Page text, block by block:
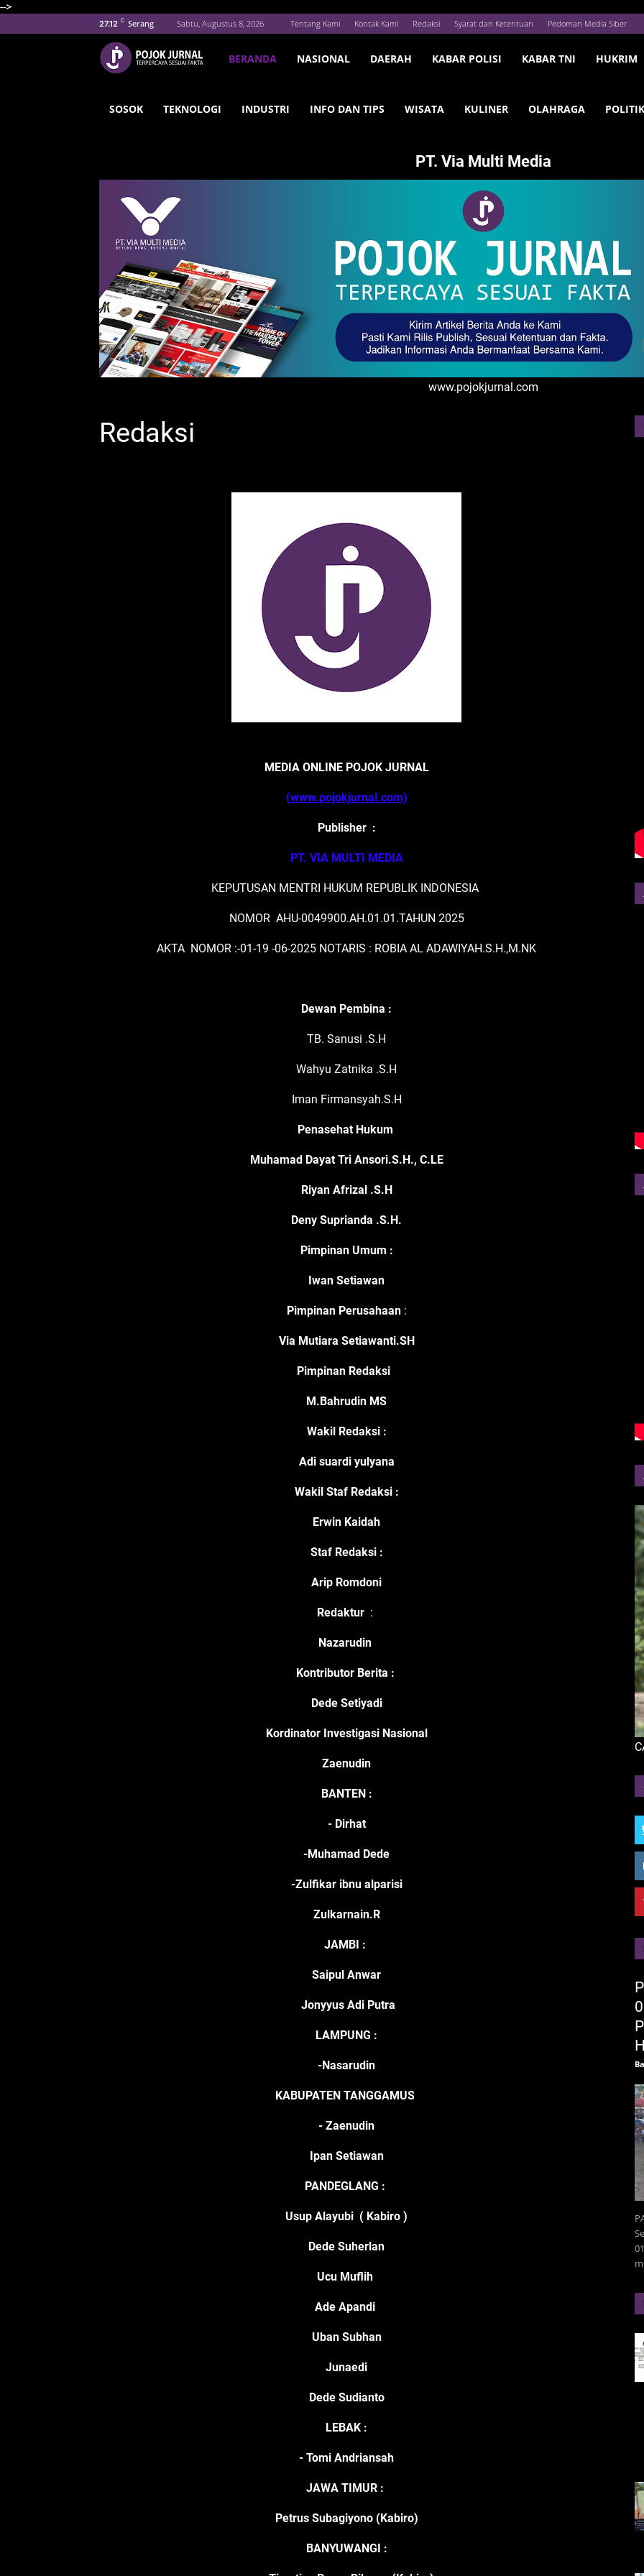
-->
27.12 C Serang Sabtu, Augustus 8, 2026 Tentang Kami Kontak Kami Redaksi Syarat dan Ketentuan Pedoman Media Siber
BERANDA NASIONAL DAERAH KABAR POLISI KABAR TNI HUKRIM
SOSOK TEKNOLOGI INDUSTRI INFO DAN TIPS WISATA KULINER OLAHRAGA POLITIK
PT. Via Multi Media
www.pojokjurnal.com
Redaksi
MEDIA ONLINE POJOK JURNAL
(www.pojokjurnal.com)
Publisher :
PT. VIA MULTI MEDIA
KEPUTUSAN MENTRI HUKUM REPUBLIK INDONESIA
NOMOR AHU-0049900.AH.01.01.TAHUN 2025
AKTA NOMOR :-01-19 -06-2025 NOTARIS : ROBIA AL ADAWIYAH.S.H.,M.NK
Dewan Pembina :
TB. Sanusi .S.H
Wahyu Zatnika .S.H
Iman Firmansyah.S.H
Penasehat Hukum
Muhamad Dayat Tri Ansori.S.H., C.LE
Riyan Afrizal .S.H
Deny Suprianda .S.H.
Pimpinan Umum :
Iwan Setiawan
Pimpinan Perusahaan:
Via Mutiara Setiawanti.SH
Pimpinan Redaksi
M.Bahrudin MS
Wakil Redaksi :
Adi suardi yulyana
Wakil Staf Redaksi :
Erwin Kaidah
Staf Redaksi :
Arip Romdoni
Redaktur :
Nazarudin
Kontributor Berita :
Dede Setiyadi
Kordinator Investigasi Nasional
Zaenudin
BANTEN :
- Dirhat
-Muhamad Dede
-Zulfikar ibnu alparisi
Zulkarnain.R
JAMBI :
Saipul Anwar
Jonyyus Adi Putra
LAMPUNG :
-Nasarudin
KABUPATEN TANGGAMUS
- Zaenudin
Ipan Setiawan
PANDEGLANG :
Usup Alayubi ( Kabiro )
Dede Suherlan
Ucu Muflih
Ade Apandi
Uban Subhan
Junaedi
Dede Sudianto
LEBAK :
- Tomi Andriansah
JAWA TIMUR :
Petrus Subagiyono (Kabiro)
BANYUWANGI :